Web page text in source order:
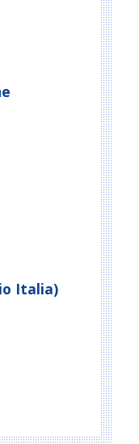
Italia)